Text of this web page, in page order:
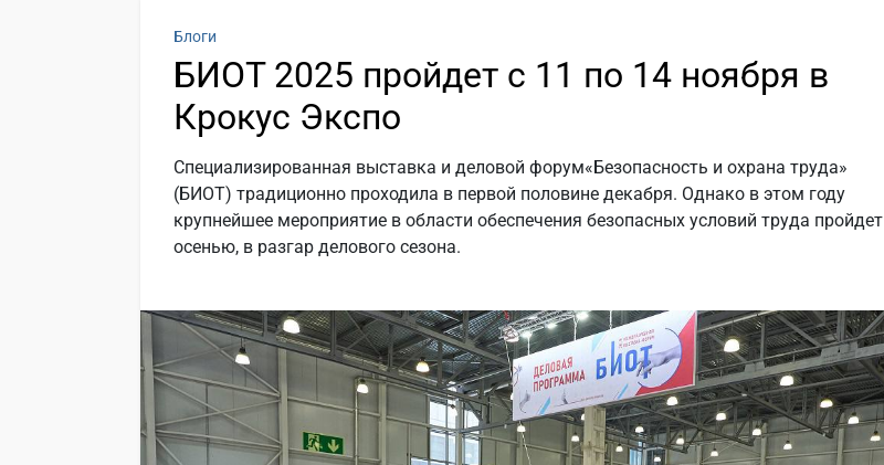
Блоги
БИОТ 2025 пройдет с 11 по 14 ноября в
Крокус Экспо
Специализированная выставка и деловой форум«Безопасность и охрана труда»
(БИОТ) традиционно проходила в первой половине декабря. Однако в этом году
крупнейшее мероприятие в области обеспечения безопасных условий труда пройдет
осенью, в разгар делового сезона.